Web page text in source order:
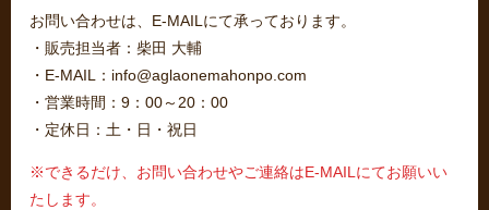
お問い合わせは、E-MAILにて承っております。
・販売担当者：柴田 大輔
・E-MAIL：info@aglaonemahonpo.com
・営業時間：9：00～20：00
・定休日：土・日・祝日
※できるだけ、お問い合わせやご連絡はE-MAILにてお願いい
たします。